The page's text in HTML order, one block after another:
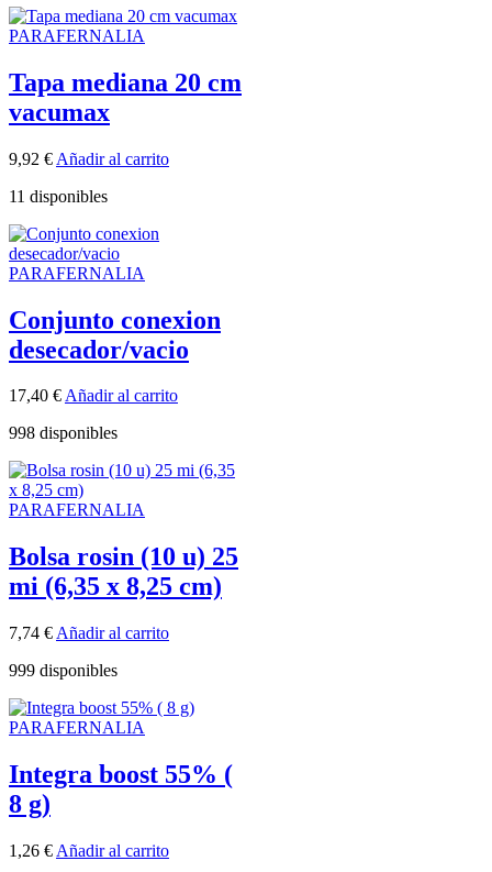
PARAFERNALIA
Tapa mediana 20 cm
vacumax
9,92 € Añadir al carrito
11 disponibles
PARAFERNALIA
Conjunto conexion
desecador/vacio
17,40 €Añadir al carrito
998 disponibles
PARAFERNALIA
Bolsa rosin (10 u) 25
mi (6,35 x 8,25 cm)
7,74 € Añadir al carrito
999 disponibles
PARAFERNALIA
Integra boost 55% (
8 g)
1,26 € Añadir al carrito